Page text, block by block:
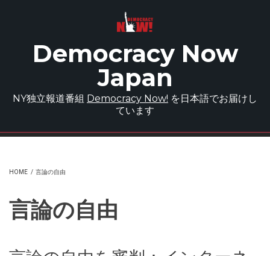
Democracy Now
Japan
NY独立報道番組 Democracy Now! を日本語でお届けし
ています
HOME / 言論の自由
言論の自由